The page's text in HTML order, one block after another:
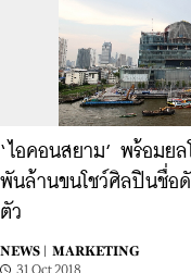
‘ไอคอนสยาม’ พร้อมย
พันล้านขนโชว์ศิลปินชื่อดั
ตัว
NEWS |
MARKETING
31 Oct 2018